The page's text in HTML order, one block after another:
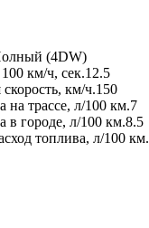
(4DW)
км/ч, сек.12.5
км/ч.150
на трассе, л/100 км.7
в городе, л/100 км.8.5
топлива, л/100 км.